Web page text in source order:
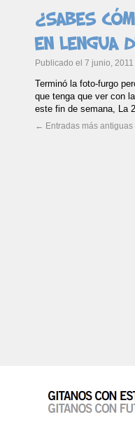
¿Sabes
en lengua
Publicado el 7 junio, 2011
Terminó la foto-furgo
que tenga que ver con
este fin de semana, La
← Entradas más antiguas